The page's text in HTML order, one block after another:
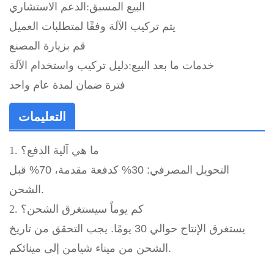
البيع المسبق: الدعم الاستشاري
يتم تركيب الآلة وفقًا لمتطلبات العميل
قم بزيارة المصنع
خدمات ما بعد البيع:دليل تركيب واستخدام الآلة
فترة ضمان لمدة عام واحد
التعليمات
1. ما هي آلية الدفع؟
التحويل المصرفي: 30% كدفعة مقدمة، 70% قبل
الشحن.
2. كم يوماً سيستغرق الشحن؟
يستغرق الإنتاج حوالي 30 يومًا. يجب التحقق من تاريخ
الشحن من ميناء شيامن إلى مينائكم.